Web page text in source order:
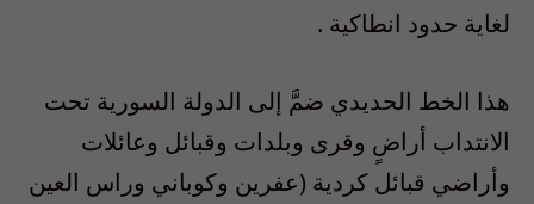
لغاية حدود انطاكية .
هذا الخط الحديدي ضمَّ إلى الدولة السورية تحت
الانتداب أراضٍ وقرى وبلدات وقبائل وعائلات
وأراضي قبائل كردية (عفرين وكوباني وراس العين